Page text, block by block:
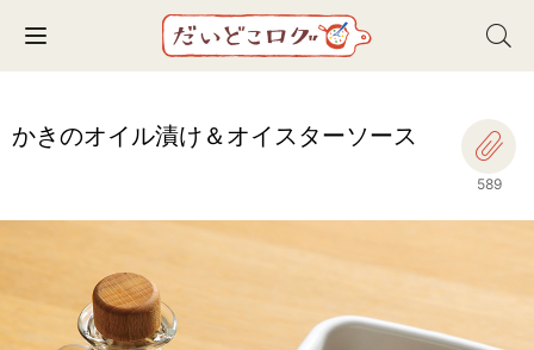
Toggle navigation
かきのオイル漬け＆オイスターソース
589